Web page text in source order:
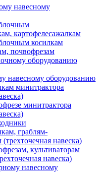
навесному
картофелесажалкам
косилкам
почвофрезам
оборудованию
навесному оборудованию
минитрактора
минитрактора
граблям-
навеска)
культиваторам
навеска)
навесному